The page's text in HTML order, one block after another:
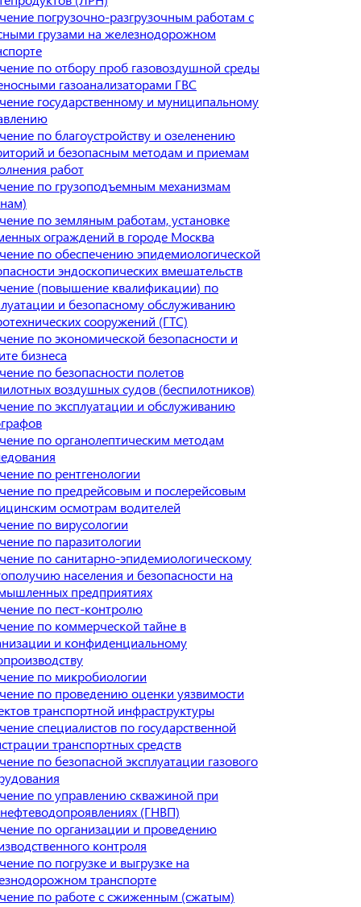
погрузочно-разгрузочным работам с
грузами на железнодорожном
по отбору проб газовоздушной среды
газоанализаторами ГВС
государственному и муниципальному
по благоустройству и озеленению
и безопасным методам и приемам
работ
по грузоподъемным механизмам
по земляным работам, установке
ограждений в городе Москва
по обеспечению эпидемиологической
эндоскопических вмешательств
(повышение квалификации) по
и безопасному обслуживанию
сооружений (ГТС)
по экономической безопасности и
бизнеса
по безопасности полетов
воздушных судов (беспилотников)
по эксплуатации и обслуживанию
по органолептическим методам
по рентгенологии
по предрейсовым и послерейсовым
осмотрам водителей
по вирусологии
по паразитологии
по санитарно-эпидемиологическому
населения и безопасности на
предприятиях
по пест-контролю
по коммерческой тайне в
и конфиденциальному
по микробиологии
по проведению оценки уязвимости
транспортной инфраструктуры
специалистов по государственной
транспортных средств
по безопасной эксплуатации газового
по управлению скважиной при
(ГНВП)
по организации и проведению
контроля
по погрузке и выгрузке на
транспорте
по работе с сжиженным (сжатым)